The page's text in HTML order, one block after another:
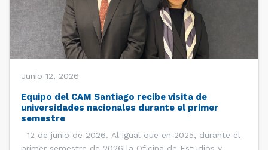
Junio 12, 2026
Equipo del CAM Santiago recibe visita de
universidades nacionales durante el primer
semestre
12 de junio de 2026. Al igual que en 2025, durante el